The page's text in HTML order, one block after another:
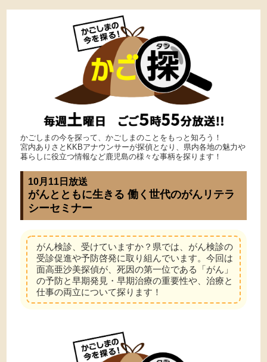
かごしまの今を探って、かごしまのことをもっと知ろう！
宮内ありさとKKBアナウンサーが探偵となり、県内各地の魅力や
暮らしに役立つ情報など鹿児島の様々な事柄を探ります！
10月11日放送
がんとともに生きる 働く世代のがんリテラ
シーセミナー
がん検診、受けていますか？県では、がん検診の
受診促進や予防啓発に取り組んでいます。今回は
面高亜沙美探偵が、死因の第一位である「がん」
の予防と早期発見・早期治療の重要性や、治療と
仕事の両立について探ります！